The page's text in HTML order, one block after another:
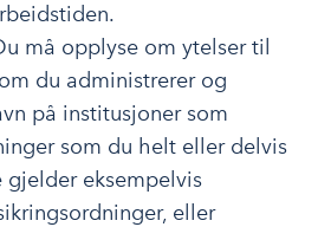
må opplyse om ytelser til
du administrerer og
på institusjoner som
som du helt eller delvis
gjelder eksempelvis
eller